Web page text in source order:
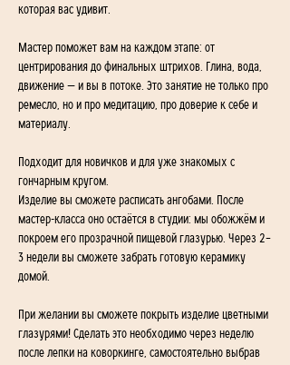
которая вас удивит.
Мастер поможет вам на каждом этапе: от
центрирования до финальных штрихов. Глина, вода,
движение — и вы в потоке. Это занятие не только про
ремесло, но и про медитацию, про доверие к себе и
материалу.
Подходит для новичков и для уже знакомых с
гончарным кругом.
Изделие вы сможете расписать ангобами. После
мастер-класса оно остаётся в студии: мы обожжём и
покроем его прозрачной пищевой глазурью. Через 2–
3 недели вы сможете забрать готовую керамику
домой.
При желании вы сможете покрыть изделие цветными
глазурями! Сделать это необходимо через неделю
после лепки на коворкинге, самостоятельно выбрав